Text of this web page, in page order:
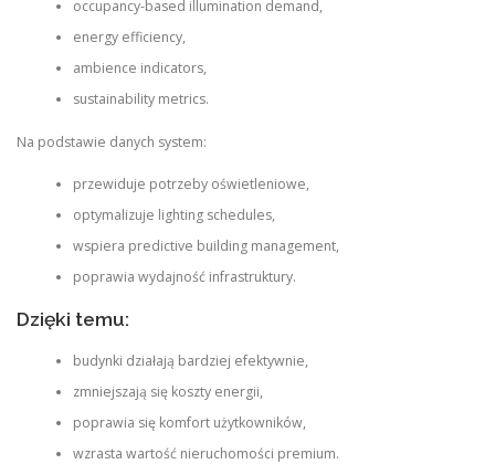
occupancy-based illumination demand,
energy efficiency,
ambience indicators,
sustainability metrics.
Na podstawie danych system:
przewiduje potrzeby oświetleniowe,
optymalizuje lighting schedules,
wspiera predictive building management,
poprawia wydajność infrastruktury.
Dzięki temu:
budynki działają bardziej efektywnie,
zmniejszają się koszty energii,
poprawia się komfort użytkowników,
wzrasta wartość nieruchomości premium.